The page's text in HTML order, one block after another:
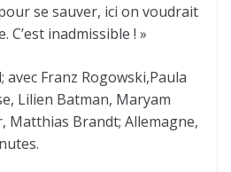
se sauver, ici on voudrait
inadmissible ! »
avec Franz Rogowski,Paula
Lilien Batman, Maryam
Matthias Brandt; Allemagne,